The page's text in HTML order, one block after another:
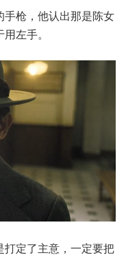
枪，他认出那是陈女
左手。
定了主意，一定要把